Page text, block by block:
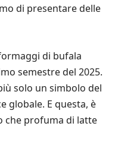
di presentare delle
di bufala
semestre del 2025.
solo un simbolo del
globale. E questa, è
che profuma di latte